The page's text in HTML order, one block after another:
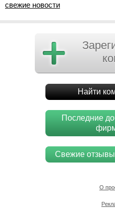
свежие новости
Найти
Последние
Свежие
О